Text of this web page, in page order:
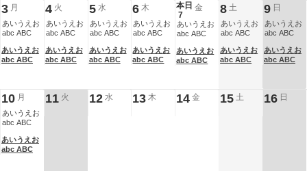
3 月
あいうえお
abc ABC
あいうえお
abc ABC
4 火
あいうえお
abc ABC
あいうえお
abc ABC
5 水
あいうえお
abc ABC
あいうえお
abc ABC
6 木
あいうえお
abc ABC
あいうえお
abc ABC
本日
7
金
あいうえお
abc ABC
あいうえお
abc ABC
8 土
あいうえお
abc ABC
あいうえお
abc ABC
9 日
あいうえお
abc ABC
あいうえお
abc ABC
10 月
あいうえお
abc ABC
あいうえお
abc ABC
11 火 12 水 13 木 14 金 15 土 16 日